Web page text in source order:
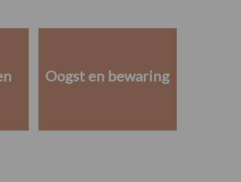
Oogst en bewaring